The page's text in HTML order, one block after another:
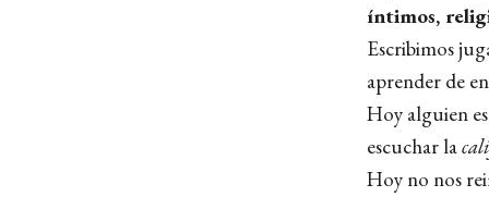
íntimos,
Escribimos
aprender de
Hoy alguien
escuchar la
Hoy no nos